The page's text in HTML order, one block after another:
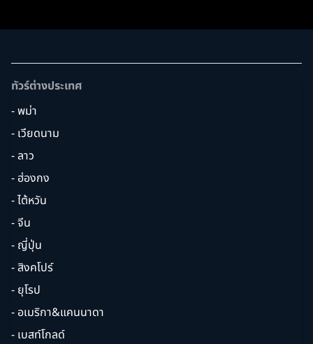
ทัวร์ต่างประเทศ
- พม่า
- เวียดนาม
- ลาว
- ฮ่องกง
- ไต้หวัน
- จีน
- ญี่ปุ่น
- สิงคโปร์
- ยุโรป
- อเมริกา&แคนนาดา
- เบสท์โกลด์